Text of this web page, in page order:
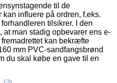
til de
influere på ordren, f.eks.
tilsikrer. I den
at man stadig opbevarer ens e-
kan bekræfte
mm PVC-sandfangsbrønd
du skal købe en gave til en